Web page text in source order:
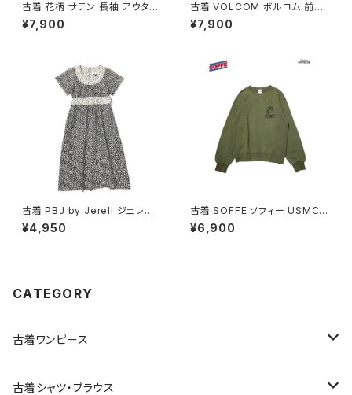
古着 花柄 サテン 長袖 アウター
羽織り 水色 (ttu2501122)
¥7,900
古着 VOLCOM ボルコム 前開
き 無地 ブランドロゴ 刺繍 ナイ
ロン100％ 長袖 アウター ライト
¥7,900
古着 PBJ by Jerell ジェレル
リボン 花柄 コットン100％ 膝丈
半袖 ワンピース 黒 (oa26070
¥4,950
古着 SOFFE ソフィー USMC
アメリカ製 ロゴ 長袖 スウェット
トレーナー 緑 カーキ (ttu2508
¥6,900
CATEGORY
古着ワンピース
古着長袖ワンピース
古着シャツ・ブラウス